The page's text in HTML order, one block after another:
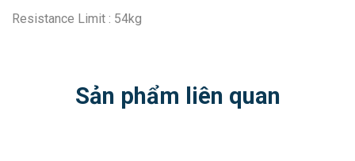
Resistance Limit : 54kg
Sản phẩm liên quan